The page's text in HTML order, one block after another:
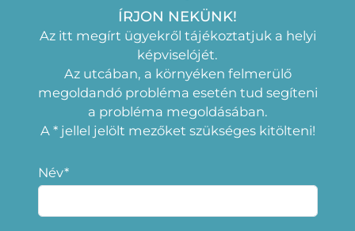
ÍRJON NEKÜNK!
Az itt megírt ügyekről tájékoztatjuk a helyi
képviselójét.
Az utcában, a környéken felmerülő
megoldandó probléma esetén tud segíteni
a probléma megoldásában.
A * jellel jelölt mezőket szükséges kitölteni!
Név*